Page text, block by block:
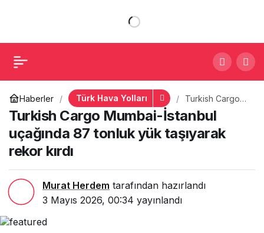
Haberler Türk Hava Yolları
Turkish Cargo
Mumbai-İstanbul
uçağında 87
tonluk yük
taşıyarak rekor
Turkish Cargo Mumbai-İstanbul
uçağında 87 tonluk yük taşıyarak
rekor kırdı
Murat Herdem tarafından hazırlandı
3 Mayıs 2026, 00:34 yayınlandı
tonluk yük taşıyarak rekor
kırdı